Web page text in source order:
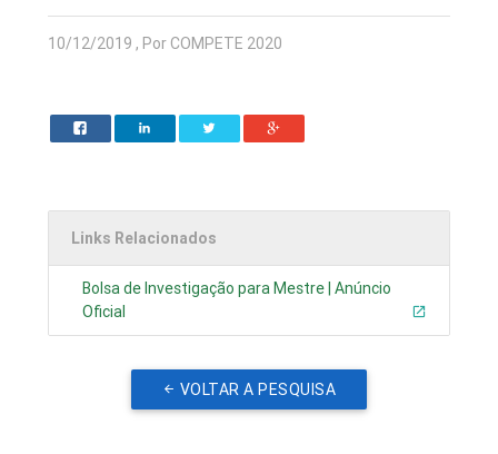
10/12/2019 , Por COMPETE 2020
Links Relacionados
Bolsa de Investigação para Mestre | Anúncio
Oficial
VOLTAR A PESQUISA